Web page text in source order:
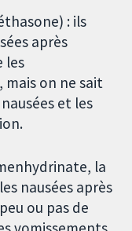
: ils
après
les
on ne sait
et les
la
nausées après
ou pas de